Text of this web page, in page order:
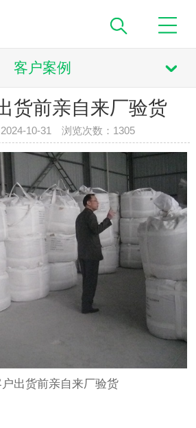
客户案例
货前亲自来厂验货
10-31 浏览次数： 1305
出货前亲自来厂验货